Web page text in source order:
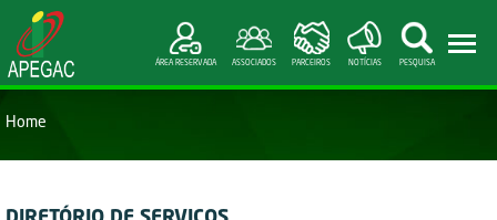
ÁREA RESERVADA ASSOCIADOS PARCEIROS NOTÍCIAS PESQUISA
Home